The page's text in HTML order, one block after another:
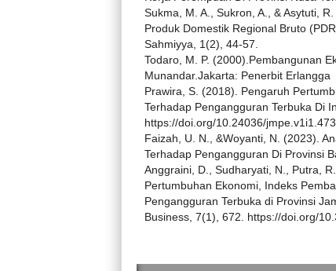
Sukma, M. A., Sukron, A., & Asytuti,
Produk Domestik Regional Bruto
Sahmiyya, 1(2), 44-57.
Todaro, M. P. (2000).Pembangunan
Munandar.Jakarta: Penerbit Erlangga
Prawira, S. (2018). Pengaruh
Terhadap Pengangguran Terbuka Di
https://doi.org/10.24036/
Faizah, U. N., &Woyanti, N. (2023).
Terhadap Pengangguran Di Provinsi
Anggraini, D., Sudharyati, N., Putra,
Pertumbuhan Ekonomi, Indeks
Pengangguran Terbuka di Provinsi
Business, 7(1), 672. https://doi.org/